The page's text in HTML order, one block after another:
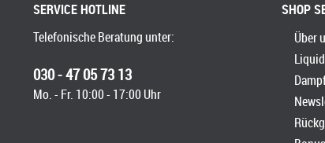
SERVICE HOTLINE
Telefonische Beratung unter:
030 - 47 05 73 13
Mo. - Fr. 10:00 - 17:00 Uhr
SHOP
Über